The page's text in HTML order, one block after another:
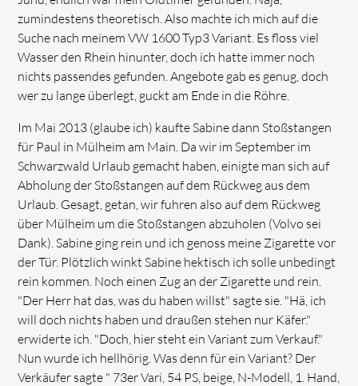
zumindestens theoretisch. Also machte ich mich auf die
Suche nach meinem VW 1600 Typ3 Variant. Es floss viel
Wasser den Rhein hinunter, doch ich hatte immer noch
nichts passendes gefunden. Angebote gab es genug, doch
wer zu lange überlegt, guckt am Ende in die Röhre.
Im Mai 2013 (glaube ich) kaufte Sabine dann Stoßstangen
für Paul in Mülheim am Main. Da wir im September im
Schwarzwald Urlaub gemacht haben, einigte man sich auf
Abholung der Stoßstangen auf dem Rückweg aus dem
Urlaub. Gesagt, getan, wir fuhren also auf dem Rückweg
über Mülheim um die Stoßstangen abzuholen (Volvo sei
Dank). Sabine ging rein und ich genoss meine Zigarette vor
der Tür. Plötzlich winkt Sabine hektisch ich solle unbedingt
rein kommen. Noch einen Zug an der Zigarette und rein.
"Der Herr hat das, was du haben willst" sagte sie. "Hä, ich
will doch nichts haben und draußen stehen nur Käfer."
erwiderte ich. "Doch, hier steht ein Variant zum Verkauf."
Nun wurde ich hellhörig. Was denn für ein Variant? Der
Verkäufer sagte " 73er Vari, 54 PS, beige, N-Modell, 1. Hand,